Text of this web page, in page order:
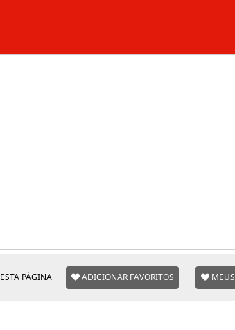
ESTA PÁGINA ADICIONAR FAVORITOS MEUS